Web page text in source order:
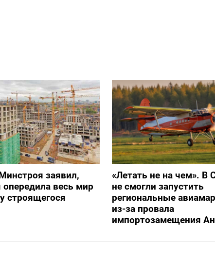
заявил,
опередила весь мир
строящегося
«Летать не на чем». В
не смогли запустить
региональные
из-за провала
импортозамещения